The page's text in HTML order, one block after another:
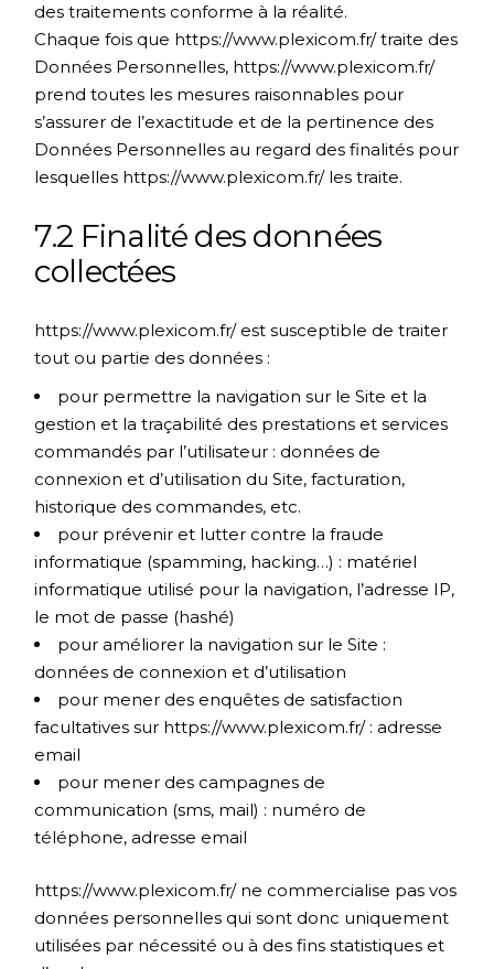
des traitements conforme à la réalité.
Chaque fois que https://www.plexicom.fr/traite des
Données Personnelles, https://www.plexicom.fr/
prend toutes les mesures raisonnables pour
s’assurer de l’exactitude et de la pertinence des
Données Personnelles au regard des finalités pour
lesquelles https://www.plexicom.fr/les traite.
7.2 Finalité des données
collectées
https://www.plexicom.fr/est susceptible de traiter
tout ou partie des données :
pour permettre la navigation sur le Site et la
gestion et la traçabilité des prestations et services
commandés par l’utilisateur : données de
connexion et d’utilisation du Site, facturation,
historique des commandes, etc.
pour prévenir et lutter contre la fraude
informatique (spamming, hacking…) : matériel
informatique utilisé pour la navigation, l’adresse IP,
le mot de passe (hashé)
pour améliorer la navigation sur le Site :
données de connexion et d’utilisation
pour mener des enquêtes de satisfaction
facultatives sur https://www.plexicom.fr/: adresse
email
pour mener des campagnes de
communication (sms, mail) : numéro de
téléphone, adresse email
https://www.plexicom.fr/ne commercialise pas vos
données personnelles qui sont donc uniquement
utilisées par nécessité ou à des fins statistiques et